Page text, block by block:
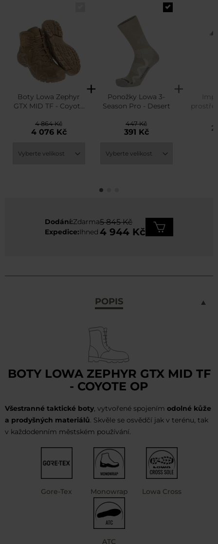
Boty Lowa Zephyr
GTX MID TF - Coyote
4 076 Kč
4 864 Kč
Ponožky Lowa 3-
Season Pro - Desert
391 Kč
447 Kč
Dodání:Zdarma
Expedice:Ihned
5 845 Kč
4 944 Kč
POPIS
BOTY LOWA ZEPHYR GTX MID TF
- COYOTE OP
Všestranné taktické boty, vytvořené spojením odolné kůže
a prodyšných materiálů. Skvěle se osvědčí jak v terénu, tak
v každodenním městském používání.
Gore-Tex Monowrap Lowa Cross
ATC